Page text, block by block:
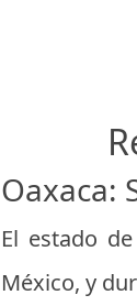
Oaxaca:
El estado de
México, y